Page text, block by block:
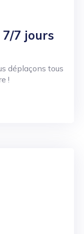
7 jours
déplaçons tous
!